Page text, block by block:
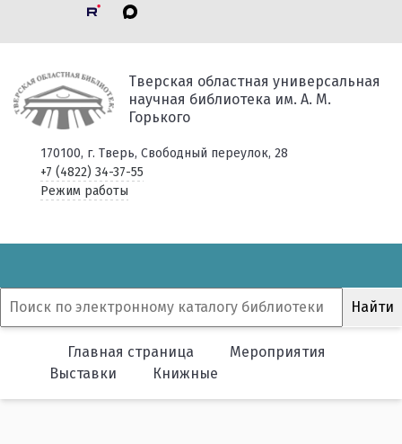
Тверская областная универсальная
научная библиотека им. А. М.
Горького
170100, г. Тверь, Свободный переулок, 28
+7 (4822) 34-37-55
Режим работы
Главная страница
Мероприятия
Выставки
Книжные